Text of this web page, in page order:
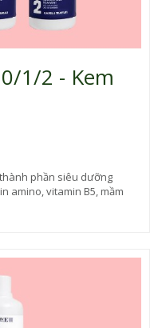
1/2 - Kem
phần siêu dưỡng
amino, vitamin B5, mầm